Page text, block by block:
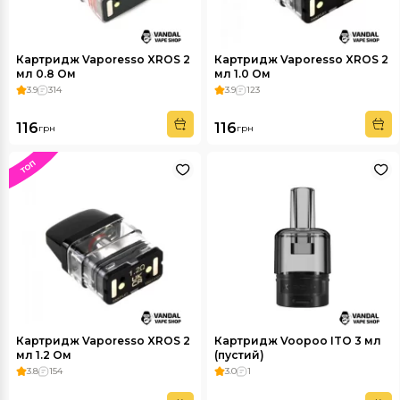
Картридж Vaporesso XROS 2
мл 0.8 Ом
3.9 314
116грн
Картридж Vaporesso XROS 2
мл 1.0 Ом
3.9 123
116грн
Картридж Vaporesso XROS 2
мл 1.2 Ом
3.8 154
Картридж Voopoo ITO 3 мл
(пустий)
3.0 1